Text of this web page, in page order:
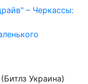
– Черкассы:
Украина)